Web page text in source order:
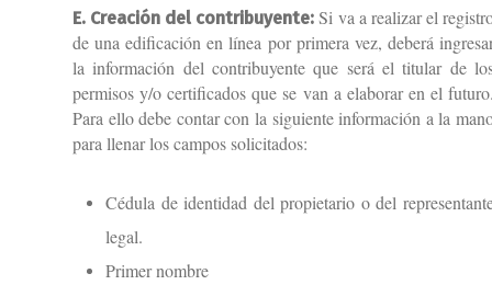
E. Creación del contribuyente:Si va a realizar el
de una edificación en línea por primera vez, deberá
la información del contribuyente que será el titular de
permisos y/o certificados que se van a elaborar en el
Para ello debe contar con la siguiente información a la
para llenar los campos solicitados:
Cédula de identidad del propietario o del
legal.
Primer nombre